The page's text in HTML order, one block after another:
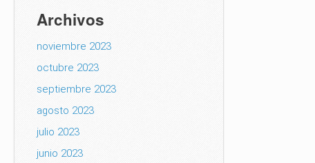
Archivos
noviembre 2023
octubre 2023
septiembre 2023
agosto 2023
julio 2023
junio 2023